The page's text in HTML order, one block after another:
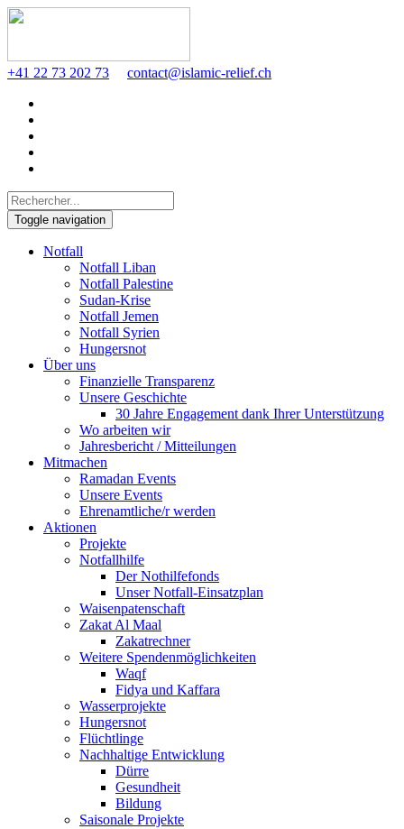
+41 22 73 202 73 contact@islamic-relief.ch
Toggle navigation
Notfall
Notfall Liban
Notfall Palestine
Sudan-Krise
Notfall Jemen
Notfall Syrien
Hungersnot
Über uns
Finanzielle Transparenz
Unsere Geschichte
30 Jahre Engagement dank Ihrer Unterstützung
Wo arbeiten wir
Jahresbericht / Mitteilungen
Mitmachen
Ramadan Events
Unsere Events
Ehrenamtliche/r werden
Aktionen
Projekte
Notfallhilfe
Der Nothilfefonds
Unser Notfall-Einsatzplan
Waisenpatenschaft
Zakat Al Maal
Zakatrechner
Weitere Spendenmöglichkeiten
Waqf
Fidya und Kaffara
Wasserprojekte
Hungersnot
Flüchtlinge
Nachhaltige Entwicklung
Dürre
Gesundheit
Bildung
Saisonale Projekte